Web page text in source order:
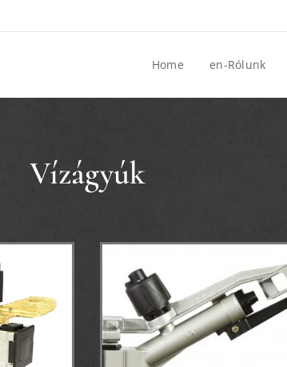
Home en-Rólunk
Vízágyúk